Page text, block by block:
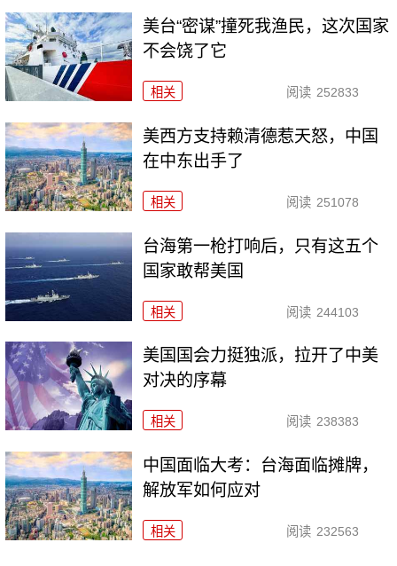
美台“密谋”撞死我渔民，这次国家
不会饶了它
相关 阅读 252833
美西方支持赖清德惹天怒，中国
在中东出手了
相关 阅读 251078
台海第一枪打响后，只有这五个
国家敢帮美国
相关 阅读 244103
美国国会力挺独派，拉开了中美
对决的序幕
相关 阅读 238383
中国面临大考：台海面临摊牌，
解放军如何应对
相关 阅读 232563